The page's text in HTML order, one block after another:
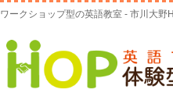
ワークショップ型の英語教室 - 市川大野